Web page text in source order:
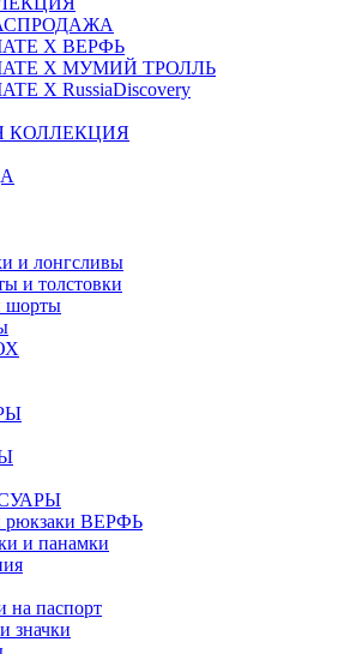
X ВЕРФЬ
Х МУМИЙ ТРОЛЛЬ
X RussiaDiscovery
КОЛЛЕКЦИЯ
и лонгсливы
и толстовки
шорты
рюкзаки ВЕРФЬ
и панамки
на паспорт
значки